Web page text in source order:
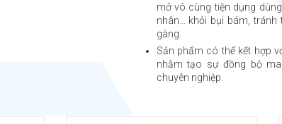
mở vô cùng tiện dụng
nhân... khỏi bụi bám,
gàng.
Sản phẩm có thể kết hợp
nhằm tạo sự đồng bộ
chuyên nghiệp.